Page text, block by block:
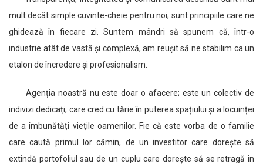
mult decât simple cuvinte-cheie pentru noi; sunt principiile care ne
ghidează în fiecare zi. Suntem mândri să spunem că, într-o
industrie atât de vastă și complexă, am reușit să ne stabilim ca un
etalon de încredere și profesionalism.
Agenția noastră nu este doar o afacere; este un colectiv de
indivizi dedicați, care cred cu tărie în puterea spațiului și a locuinței
de a îmbunătăți viețile oamenilor. Fie că este vorba de o familie
care caută primul lor cămin, de un investitor care dorește să
extindă portofoliul sau de un cuplu care dorește să se retragă în